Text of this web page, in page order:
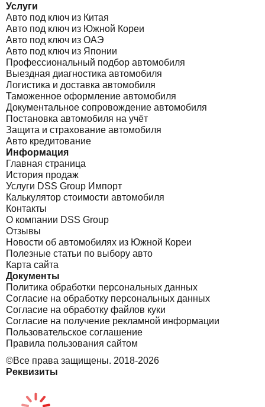
Услуги
Авто под ключ из Китая
Авто под ключ из Южной Кореи
Авто под ключ из ОАЭ
Авто под ключ из Японии
Профессиональный подбор автомобиля
Выездная диагностика автомобиля
Логистика и доставка автомобиля
Таможенное оформление автомобиля
Документальное сопровождение автомобиля
Постановка автомобиля на учёт
Защита и страхование автомобиля
Авто кредитование
Информация
Главная страница
История продаж
Услуги DSS Group Импорт
Калькулятор стоимости автомобиля
Контакты
О компании DSS Group
Отзывы
Новости об автомобилях из Южной Кореи
Полезные статьи по выбору авто
Карта сайта
Документы
Политика обработки персональных данных
Согласие на обработку персональных данных
Согласие на обработку файлов куки
Согласие на получение рекламной информации
Пользовательское соглашение
Правила пользования сайтом
©Все права защищены. 2018-2026
Реквизиты